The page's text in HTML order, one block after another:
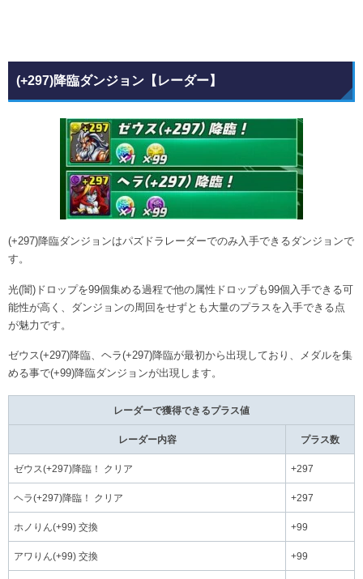
(+297)降臨ダンジョン【レーダー】
(+297)降臨ダンジョンはパズドラレーダーでのみ入手できるダンジョンで
す。
光(闇)ドロップを99個集める過程で他の属性ドロップも99個入手できる可
能性が高く、ダンジョンの周回をせずとも大量のプラスを入手できる点
が魅力です。
ゼウス(+297)降臨、ヘラ(+297)降臨が最初から出現しており、メダルを集
める事で(+99)降臨ダンジョンが出現します。
レーダーで獲得できるプラス値
レーダー内容 プラス数
ゼウス(+297)降臨！ クリア +297
ヘラ(+297)降臨！ クリア +297
ホノりん(+99) 交換 +99
アワりん(+99) 交換 +99